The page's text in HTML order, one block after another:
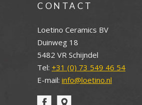
CONTACT
Loetino Ceramics BV
Duinweg 18
5482 VR Schijndel
Tel: +31 (0) 73 549 46 54
E-mail: info@loetino.nl